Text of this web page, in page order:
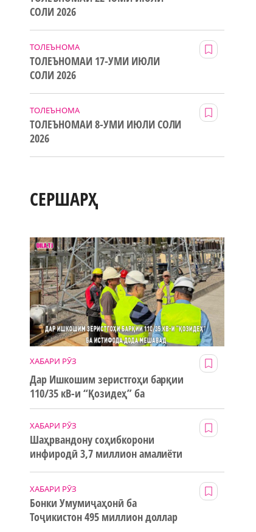
СОЛИ 2026
ТОЛЕЪНОМА
ТОЛЕЪНОМАИ 17-УМИ ИЮЛИ
СОЛИ 2026
ТОЛЕЪНОМА
ТОЛЕЪНОМАИ 8-УМИ ИЮЛИ СОЛИ
2026
СЕРШАРҲ
ХАБАРИ РӮЗ
Дар Ишкошим зеристгоҳи барқии
110/35 кВ-и “Қозидеҳ” ба
истифода дода мешавад
ХАБАРИ РӮЗ
Шаҳрвандону соҳибкорони
инфиродӣ 3,7 миллион амалиёти
ХАБАРИ РӮЗ
Бонки Умумиҷаҳонӣ ба
Тоҷикистон 495 миллион доллар